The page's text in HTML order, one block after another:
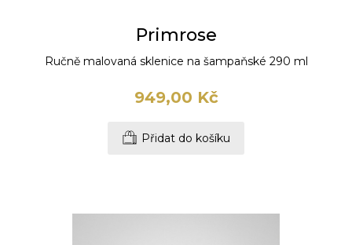
Primrose
Ručně malovaná sklenice na šampaňské 290 ml
949,00 Kč
Přidat do košíku